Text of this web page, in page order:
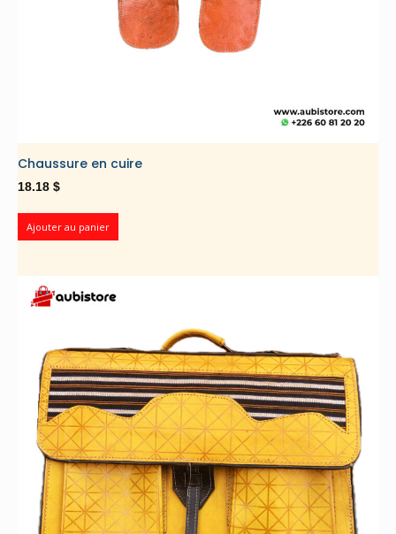
Chaussure en cuire
18.18 $
Ajouter au panier